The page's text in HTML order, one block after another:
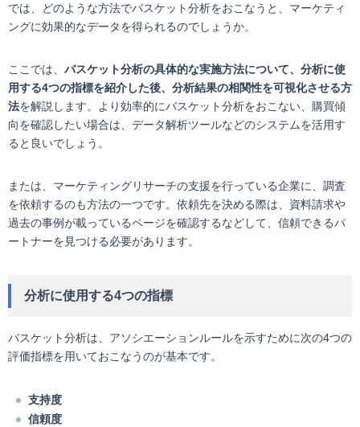
では、どのような方法でバスケット分析をおこなうと、マーケティ
ングに効果的なデータを得られるのでしょうか。
ここでは、 バスケット分析の具体的な実施方法について、分析に使
用する4つの指標を紹介した後、分析結果の相関性を可視化させる方
法を解説します。より効率的にバスケット分析をおこない、購買傾
向を確認したい場合は、データ解析ツールなどのシステムを活用す
ると良いでしょう。
または、マーケティングリサーチの支援を行っている企業に、調査
を依頼するのも方法の一つです。依頼先を決める際は、資料請求や
過去の事例が載っているページを確認するなどして、信頼できるパ
ートナーを見つける必要があります。
分析に使用する4つの指標
バスケット分析は、アソシエーションルールを示すために次の4つの
評価指標を用いておこなうのが基本です。
支持度
信頼度